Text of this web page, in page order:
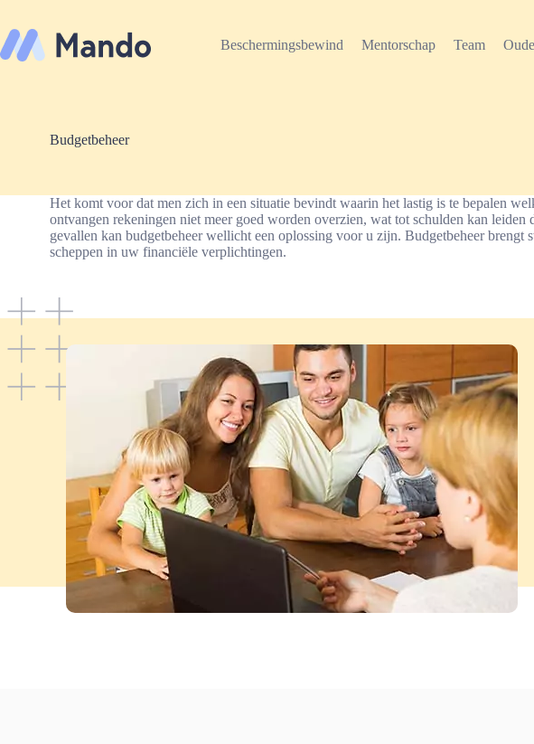
de
inhoud
Beschermingsbewind Mentorschap Team
Budgetbeheer
Het komt voor dat men zich in een situatie bevindt waarin het lastig is te bepalen
ontvangen rekeningen niet meer goed worden overzien, wat tot schulden kan
gevallen kan budgetbeheer wellicht een oplossing voor u zijn. Budgetbeheer
scheppen in uw financiële verplichtingen.